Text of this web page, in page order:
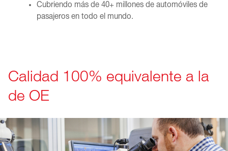
Cubriendo más de 40+ millones de automóviles de
pasajeros en todo el mundo.
Calidad 100% equivalente a la
de OE